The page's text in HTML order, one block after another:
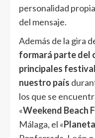
personalidad
del mensaje.
Además de la gira
formará parte del
principales
nuestro país
los que se
«Weekend Beach
Málaga, el «